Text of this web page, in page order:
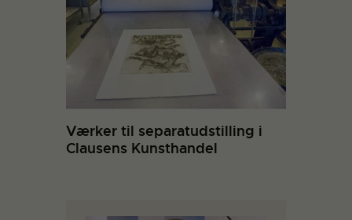
Værker til separatudstilling i
Clausens Kunsthandel